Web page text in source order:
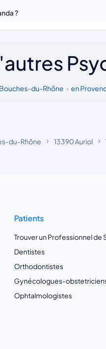
?
du-Rhône • en
du-Rhône 13390 Auriol
Patients
Trouver un Professionnel de
Dentistes
Orthodontistes
Gynécologues-
Ophtalmologistes